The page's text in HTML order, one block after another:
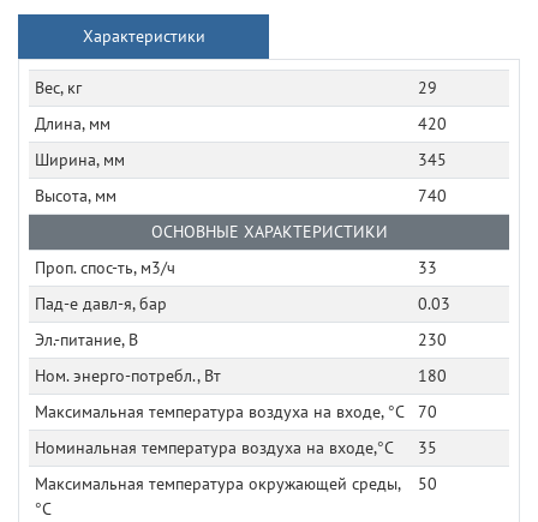
Характеристики
Вес, кг
29
Длина, мм
420
Ширина, мм
345
Высота, мм
740
ОСНОВНЫЕ ХАРАКТЕРИСТИКИ
Проп. спос-ть, м3/ч
33
Пад-е давл-я, бар
0.03
Эл.-питание, В
230
Ном. энерго-потребл., Вт
180
Максимальная температура воздуха на входе, °C
70
Номинальная температура воздуха на входе,°C
35
Максимальная температура окружающей среды,
°C
50